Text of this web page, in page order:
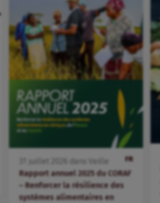
FR
juillet dans
Veille
Rapport annuel 2025 du CORAF
– Renforcer la résilience des
systèmes alimentaires en